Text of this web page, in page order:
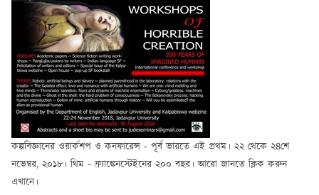
কল্পবিজ্ঞানের ওয়ার্কশপ ও কনফারেন্স - পূর্ব ভারতে এই প্রথম। ২২ থেকে ২৪শে
নভেম্বর, ২০১৮। থিম - ফ্র্যাঙ্কেনস্টেইনের ২০০ বছর। আরো জানতে ক্লিক করুন
এখানে।